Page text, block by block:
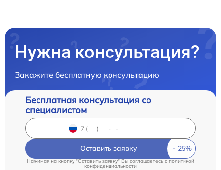
Нужна консультация?
Закажите бесплатную консультацию
Бесплатная консультация со
специалистом
Оставить заявку
Нажимая на кнопку "Оставить заявку" Вы соглашаетесь c политикой
конфиденциальности